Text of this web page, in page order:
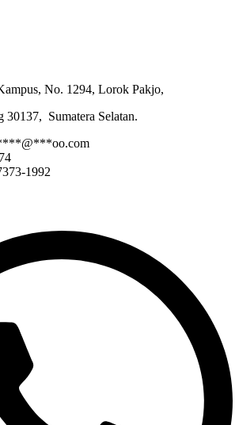
No. 1294, Lorok Pakjo,
30137, Sumatera Selatan.
@***oo.com
1992